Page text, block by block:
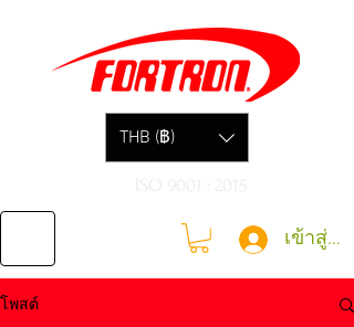
THB (฿)
ISO 9001 : 2015
เข้าสู่ระ
โพสต์